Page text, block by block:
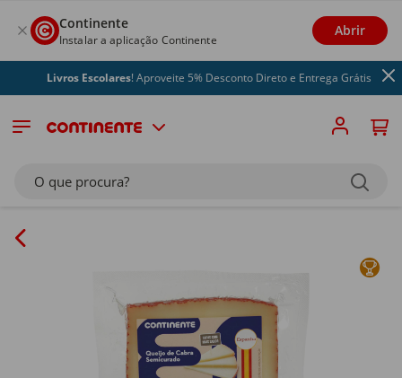
Continente
Instalar a aplicação Continente
Abrir
Livros Escolares! Aproveite 5% Desconto Direto e Entrega Grátis
O que procura?